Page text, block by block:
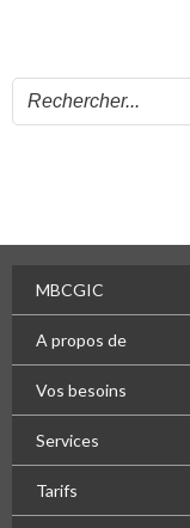
MBCGIC
A propos de
Vos besoins
Services
Tarifs